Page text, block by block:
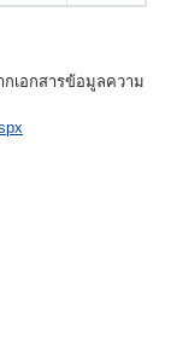
เอกสารข้อมูลความ